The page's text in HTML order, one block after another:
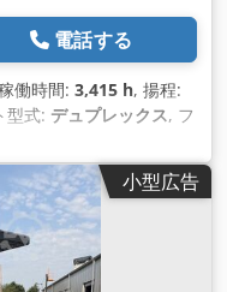
電話する
働時間: 3,415 h, 揚程:
型式: デュプレックス, フ
小型広告